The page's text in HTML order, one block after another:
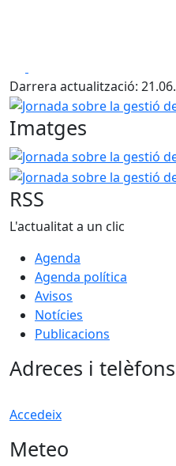
Darrera actualització:
Jornada sobre la gestió de
Imatges
Jornada sobre la gestió de
RSS
L'actualitat a un clic
Agenda
Agenda política
Avisos
Notícies
Publicacions
Adreces i telèfons
Accedeix
Meteo